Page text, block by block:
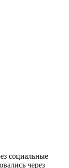
социальные
через